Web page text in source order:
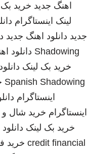
اهنگ جدید خرید بک
لینک اینستاگرام
جدید دانلود اهنگ جدید
Shadowing دانلود
خرید بک لینک
Spanish Shadowing
اینستاگرام
اینستاگرام خرید شال
خرید بک لینک
credit financial خرید